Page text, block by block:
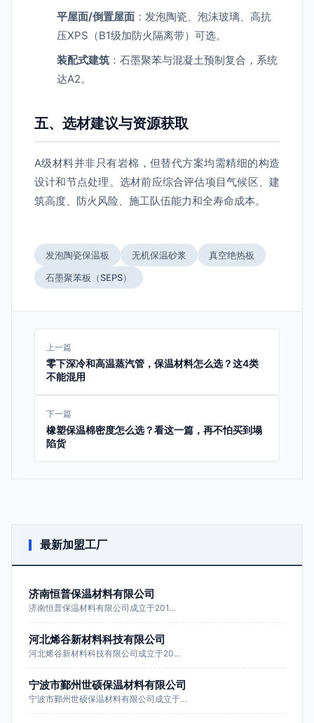
平屋面/倒置屋面 ：发泡陶瓷、泡沫玻璃、高抗
压XPS（B1级加防火隔离带）可选。
装配式建筑 ：石墨聚苯与混凝土预制复合，系统
达A2。
五、选材建议与资源获取
A级材料并非只有岩棉，但替代方案均需精细的构造
设计和节点处理。选材前应综合评估项目气候区、建
筑高度、防火风险、施工队伍能力和全寿命成本。
发泡陶瓷保温板 无机保温砂浆
真空绝热板
石墨聚苯板（SEPS）
上一篇
零下深冷和高温蒸汽管，保温材料怎么选？这4类
不能混用
下一篇
橡塑保温棉密度怎么选？看这一篇，再不怕买到塌
陷货
最新加盟工厂
济南恒普保温材料有限公司
济南恒普保温材料有限公司成立于201…
河北烯谷新材料科技有限公司
河北烯谷新材料科技有限公司成立于20…
宁波市鄞州世硕保温材料有限公司
宁波市鄞州世硕保温材料有限公司成立于…